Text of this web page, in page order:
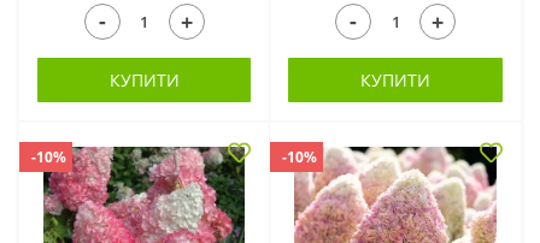
- +
КУПИТИ
- +
КУПИТИ
-10% -10%